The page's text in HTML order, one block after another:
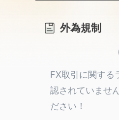
4
6
7
2
4
5
5
6
7
外為規制
FX取引に関する
認されていませ
ださい！